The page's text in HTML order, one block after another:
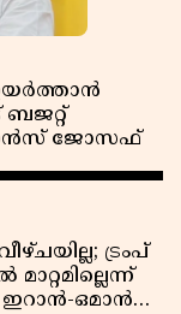
ഉയർത്താൻ
ബജറ്റ്
മോൻസ് ജോസഫ്
ട്രംപ്
ഒമാൻ